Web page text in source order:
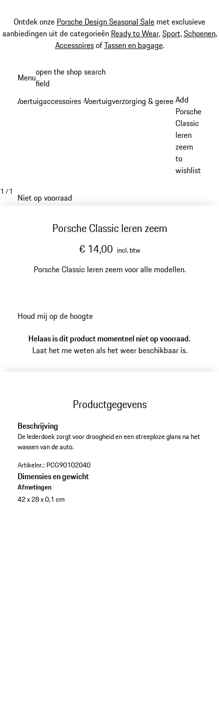
Ontdek onze Porsche Design Seasonal Sale met exclusieve
aanbiedingen uit de categorieën Ready to Wear,Sport,Schoenen,
AccessoiresofTassen en bagage.
hoofdinhoud
Menuopen the shop search
field
Voertuigaccessoires /Voertuigverzorging & gereedschap
Add
Porsche
Classic
leren
zeem
to
wishlist
1 /1
Niet op voorraad
Porsche Classic leren zeem
€ 14,00 incl. btw
Porsche Classic leren zeem voor alle modellen.
Houd mij op de hoogte
Helaas is dit product momenteel niet op voorraad.
Laat het me weten als het weer beschikbaar is.
Productgegevens
Beschrijving
De lederdoek zorgt voor droogheid en een streeploze glans na het
wassen van de auto.
Artikelnr.: PCG90102040
Dimensies en gewicht
Afmetingen
42 x 28 x 0,1 cm